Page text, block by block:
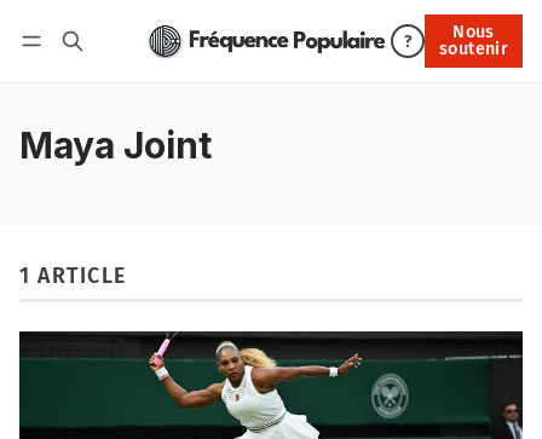
?
Nous
soutenir
Nous soutenir
Maya Joint
1 ARTICLE